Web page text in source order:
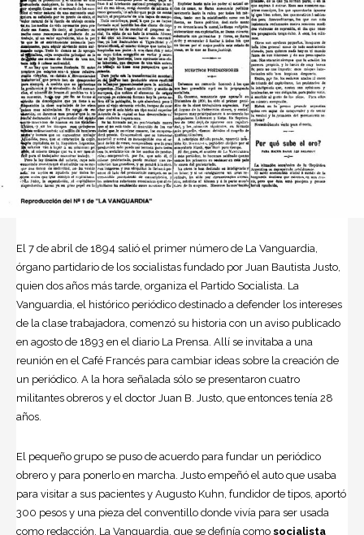
El 7 de abril de 1894 salió el primer número de La Vanguardia,
órgano partidario de los socialistas fundado por Juan Bautista Justo,
quien dos años más tarde, organiza el Partido Socialista. La
Vanguardia, el histórico periódico destinado a defender los intereses
de la clase trabajadora, comenzó su historia con un aviso publicado
en agosto de 1893 en el diario La Prensa. Allí se invitaba a una
reunión en el Café Francés para cambiar ideas sobre la creación de
un periódico. A la hora señalada sólo se presentaron cuatro
militantes obreros y el doctor Juan B. Justo, que entonces tenía 28
años.
El pequeño grupo se puso de acuerdo para fundar un periódico
obrero y para ponerlo en marcha. Justo empeñó el auto que usaba
para visitar a sus pacientes y Augusto Kuhn, fundidor de tipos, aportó
300 pesos y una pieza del conventillo donde vivía para ser usada
como redacción. La Vanguardia, que se definía como socialista